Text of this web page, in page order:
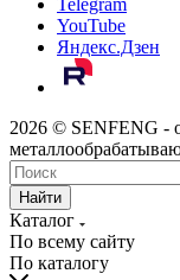
YouTube
Яндекс.Дзен
2026 © SENFENG -
Найти
Каталог
По всему сайту
По каталогу